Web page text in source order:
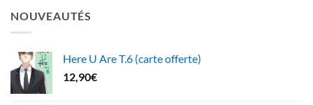
NOUVEAUTÉS
Here U Are T.6 (carte offerte)
12,90€